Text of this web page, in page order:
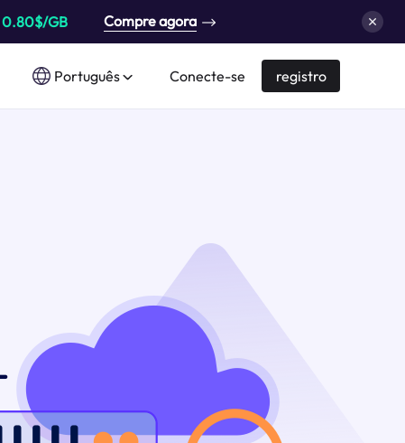
0.80$/GB Compre agora
Português Conecte-se registro